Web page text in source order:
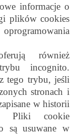
informacje o
plików cookies
również
incognito.
tego trybu, jeśli
stronach i
w historii
Pliki cookie
są usuwane w